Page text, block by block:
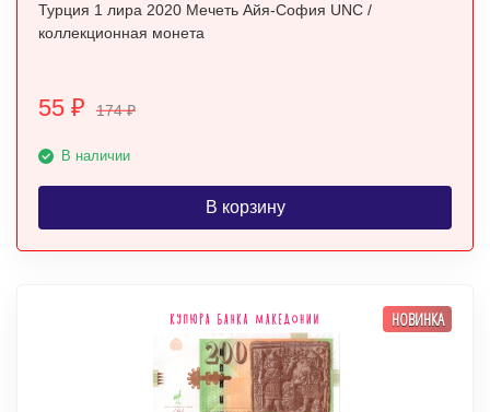
Турция 1 лира 2020 Мечеть Айя-София UNC /
коллекционная монета
55 ₽ 174₽
В наличии
В корзину
НОВИНКА